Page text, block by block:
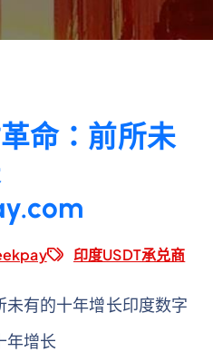
命：前所未
印度USDT承兑商
有的十年增长印度数字
年增长